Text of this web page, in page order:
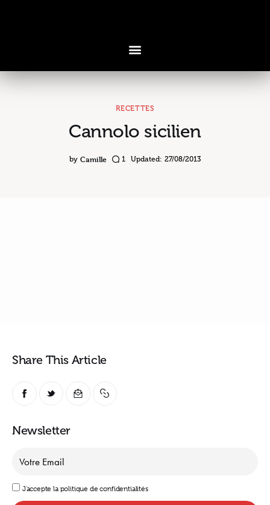
Voyages & Saveurs
Art & Design
RECETTES
Cannolo sicilien
by Camille 1 Updated: 27/08/2013
Share This Article
Newsletter
J'accepte la politique de confidentialités